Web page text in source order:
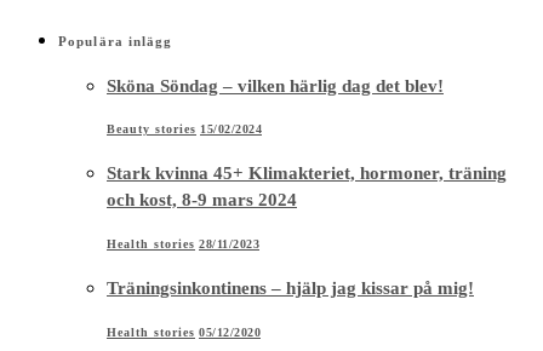
Populära inlägg
Sköna Söndag – vilken härlig dag det blev!
Beauty stories 15/02/2024
Stark kvinna 45+ Klimakteriet, hormoner, träning
och kost, 8-9 mars 2024
Health stories 28/11/2023
Träningsinkontinens – hjälp jag kissar på mig!
Health stories 05/12/2020